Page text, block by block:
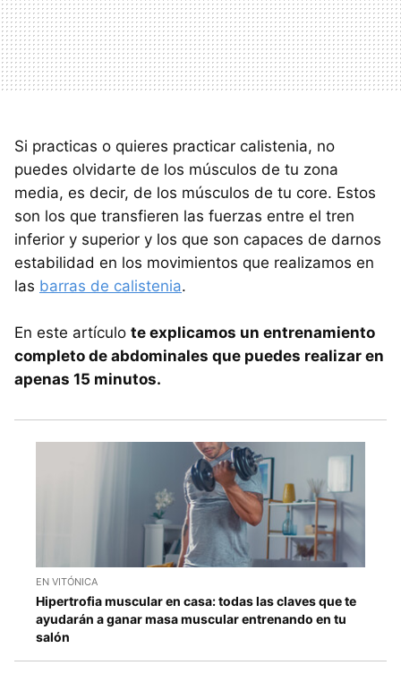
Si practicas o quieres practicar calistenia, no
puedes olvidarte de los músculos de tu zona
media, es decir, de los músculos de tu core. Estos
son los que transfieren las fuerzas entre el tren
inferior y superior y los que son capaces de darnos
estabilidad en los movimientos que realizamos en
las barras de calistenia.
En este artículo te explicamos un entrenamiento
completo de abdominales que puedes realizar en
apenas 15 minutos.
EN VITÓNICA
Hipertrofia muscular en casa: todas las claves que te
ayudarán a ganar masa muscular entrenando en tu
salón